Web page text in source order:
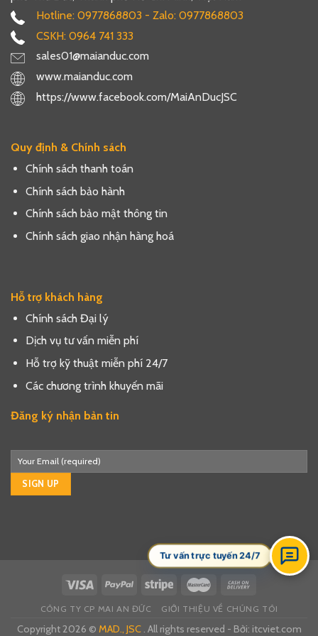
Hotline: 0977868803 - Zalo: 0977868803
CSKH: 0964 741 333
sales01@maianduc.com
www.maianduc.com
https://www.facebook.com/MaiAnDucJSC
Quy định & Chính sách
Chính sách thanh toán
Chính sách bảo hành
Chính sách bảo mật thông tin
Chính sách giao nhận hàng hoá
Hỗ trợ khách hàng
Chính sách Đại lý
Dịch vụ tư vấn miễn phí
Hỗ trợ kỹ thuật miễn phí 24/7
Các chương trình khuyến mãi
Đăng ký nhận bản tin
CÔNG TY CP MAI AN ĐỨC GIỚI THIỆU VỀ CHÚNG TÔI
Copyright 2026 © MAD., JSC. All rights reserved - Bởi: itcviet.com
Tư vấn trực tuyến 24/7